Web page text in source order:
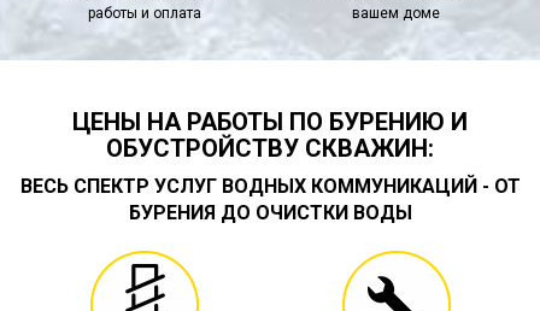
работы и оплата
вашем доме
ЦЕНЫ НА РАБОТЫ ПО БУРЕНИЮ И
ОБУСТРОЙСТВУ СКВАЖИН:
ВЕСЬ СПЕКТР УСЛУГ ВОДНЫХ КОММУНИКАЦИЙ - ОТ
БУРЕНИЯ ДО ОЧИСТКИ ВОДЫ